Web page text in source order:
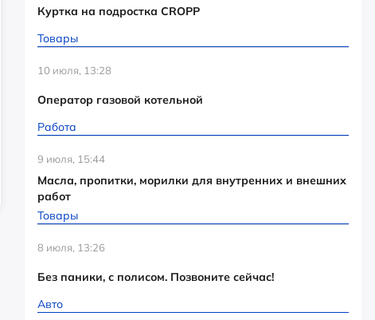
Куртка на подростка CROPP
Товары
10 июля, 13:28
Оператор газовой котельной
Работа
9 июля, 15:44
Масла, пропитки, морилки для внутренних и внешних
работ
Товары
8 июля, 13:26
Без паники, с полисом. Позвоните сейчас!
Авто